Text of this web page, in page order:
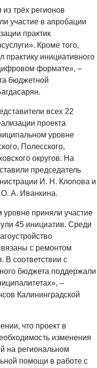
трёх регионов
участие в апробации
практик
Кроме того,
практику инициативного
формате», –
бюджетной
всех 22
проекта
уровне
Полесского,
округов. На
председатель
И. Н. Клопова и
О. А. Иванкина.
приняли участие
45 инициатив. Среди
с ремонтом
В соответствии с
бюджета поддержали
–
Калининградской
что проект в
изменения
на региональном
помощи в работе с